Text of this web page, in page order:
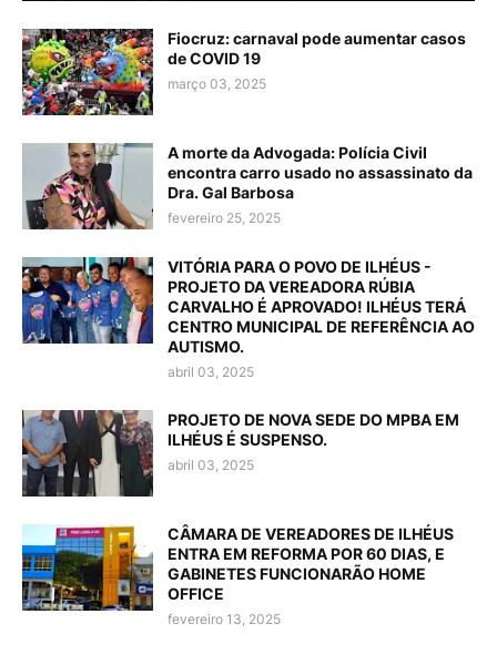
Fiocruz: carnaval pode aumentar casos
de COVID 19
março 03, 2025
A morte da Advogada: Polícia Civil
encontra carro usado no assassinato da
Dra. Gal Barbosa
fevereiro 25, 2025
VITÓRIA PARA O POVO DE ILHÉUS -
PROJETO DA VEREADORA RÚBIA
CARVALHO É APROVADO! ILHÉUS TERÁ
CENTRO MUNICIPAL DE REFERÊNCIA AO
AUTISMO.
abril 03, 2025
PROJETO DE NOVA SEDE DO MPBA EM
ILHÉUS É SUSPENSO.
abril 03, 2025
CÂMARA DE VEREADORES DE ILHÉUS
ENTRA EM REFORMA POR 60 DIAS, E
GABINETES FUNCIONARÃO HOME
OFFICE
fevereiro 13, 2025